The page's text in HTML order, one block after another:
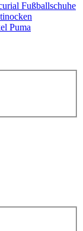
Fußballschuhe
Puma